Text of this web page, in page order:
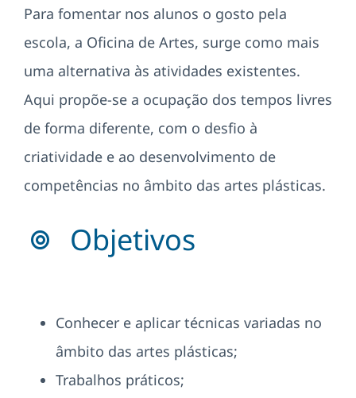
Informações
Alunos/EE
EDD
Para fomentar nos alunos o gosto pela
escola, a Oficina de Artes, surge como mais
uma alternativa às atividades existentes.
Aqui propõe-se a ocupação dos tempos livres
de forma diferente, com o desfio à
criatividade e ao desenvolvimento de
competências no âmbito das artes plásticas.
Objetivos
Conhecer e aplicar técnicas variadas no
âmbito das artes plásticas;
Trabalhos práticos;